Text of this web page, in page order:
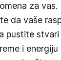
za
da vaše
pustite
i